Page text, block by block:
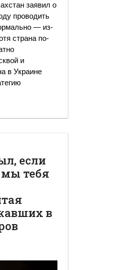
заявил о
проводить
— из-
страна по-
и
в Украине
если
тебя
в